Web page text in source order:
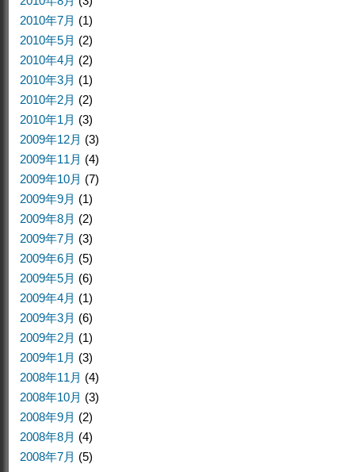
2010年7月 (1)
2010年5月 (2)
2010年4月 (2)
2010年3月 (1)
2010年2月 (2)
2010年1月 (3)
2009年12月 (3)
2009年11月 (4)
2009年10月 (7)
2009年9月 (1)
2009年8月 (2)
2009年7月 (3)
2009年6月 (5)
2009年5月 (6)
2009年4月 (1)
2009年3月 (6)
2009年2月 (1)
2009年1月 (3)
2008年11月 (4)
2008年10月 (3)
2008年9月 (2)
2008年8月 (4)
2008年7月 (5)